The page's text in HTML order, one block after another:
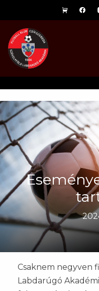
Csaknem negyven
Labdarúgó